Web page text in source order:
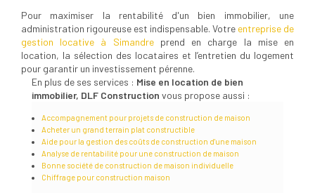
Pour maximiser la rentabilité d'un bien immobilier, une
administration rigoureuse est indispensable. Votre entreprise de
gestion locative à Simandreprend en charge la mise en
location, la sélection des locataires et l’entretien du logement
pour garantir un investissement pérenne.
En plus de ses services : Mise en location de bien
immobilier, DLF Construction vous propose aussi :
Accompagnement pour projets de construction de maison
Acheter un grand terrain plat constructible
Aide pour la gestion des coûts de construction d'une maison
Analyse de rentabilité pour une construction de maison
Bonne société de construction de maison individuelle
Chiffrage pour construction maison